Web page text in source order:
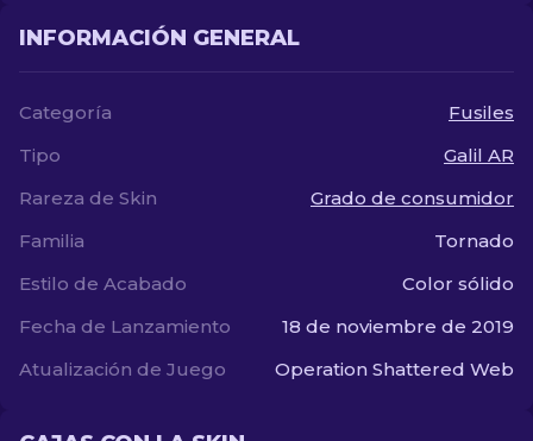
INFORMACIÓN GENERAL
Categoría
Fusiles
Tipo
Galil AR
Rareza de Skin
Grado de consumidor
Familia
Tornado
Estilo de Acabado
Color sólido
Fecha de Lanzamiento
18 de noviembre de 2019
Atualización de Juego
Operation Shattered Web